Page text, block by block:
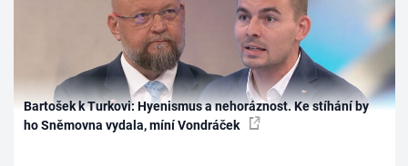
Bartošek k Turkovi: Hyenismus a nehoráznost. Ke stíhání by
ho Sněmovna vydala, míní Vondráček